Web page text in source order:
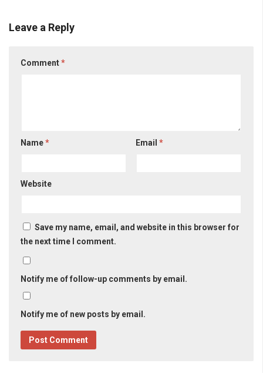
Leave a Reply
Comment*
Name* Email*
Website
Save my name, email, and website in this browser for
the next time I comment.
Notify me of follow-up comments by email.
Notify me of new posts by email.